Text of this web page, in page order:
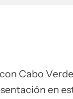
Cabo
en